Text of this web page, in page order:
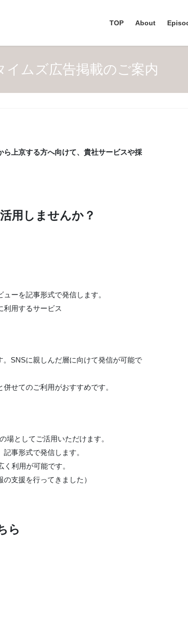
TOP About
イムズ広告掲載のご案内
ら上京する方へ向けて、貴社サービスや採
用しませんか？
ーを記事形式で発信します。
利用するサービス
SNSに親しんだ層に向けて発信が可能で
せてのご利用がおすすめです。
場としてご活用いただけます。
事形式で発信します。
利用が可能です。
支援を行ってきました）
ら